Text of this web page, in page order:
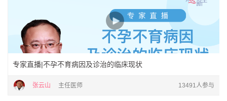
专家直播|不孕不育病因及诊治的临床现状
张云山 主任医师 13491人参与